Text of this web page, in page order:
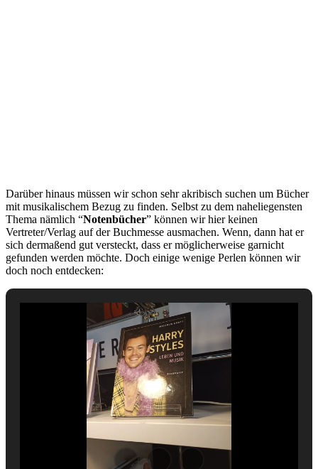
Darüber hinaus müssen wir schon sehr akribisch suchen um Bücher
mit musikalischem Bezug zu finden. Selbst zu dem naheliegensten
Thema nämlich “Notenbücher” können wir hier keinen
Vertreter/Verlag auf der Buchmesse ausmachen. Wenn, dann hat er
sich dermaßend gut versteckt, dass er möglicherweise garnicht
gefunden werden möchte. Doch einige wenige Perlen können wir
doch noch entdecken: